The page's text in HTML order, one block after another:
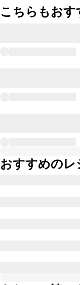
こちらもおす
おすすめのレ